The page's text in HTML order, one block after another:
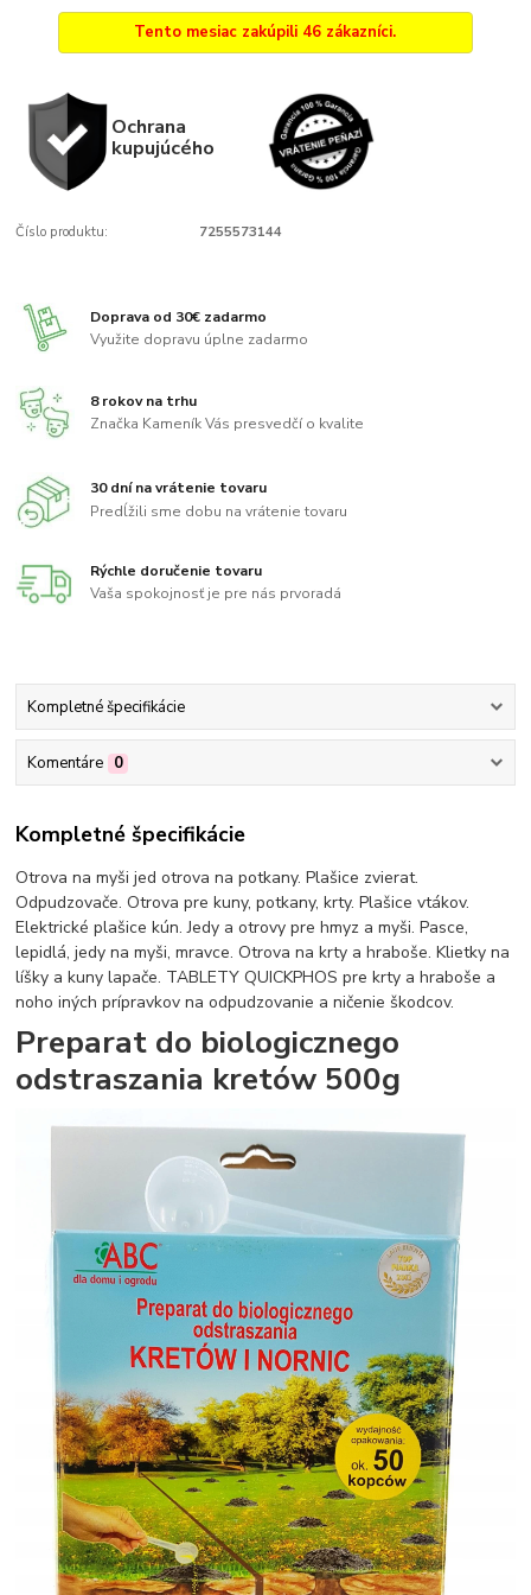
Tento mesiac zakúpili 46 zákazníci.
Ochrana
kupujúcého
Číslo produktu: 7255573144
Doprava od 30€ zadarmo
Využite dopravu úplne zadarmo
8 rokov na trhu
Značka Kameník Vás presvedčí o kvalite
30 dní na vrátenie tovaru
Predĺžili sme dobu na vrátenie tovaru
Rýchle doručenie tovaru
Vaša spokojnosť je pre nás prvoradá
Kompletné špecifikácie
Komentáre 0
Kompletné špecifikácie
Otrova na myši jed otrova na potkany. Plašice zvierat.
Odpudzovače. Otrova pre kuny, potkany, krty. Plašice vtákov.
Elektrické plašice kún. Jedy a otrovy pre hmyz a myši. Pasce,
lepidlá, jedy na myši, mravce. Otrova na krty a hraboše. Klietky na
líšky a kuny lapače. TABLETY QUICKPHOS pre krty a hraboše a
noho iných prípravkov na odpudzovanie a ničenie škodcov.
Preparat do biologicznego
odstraszania kretów 500g